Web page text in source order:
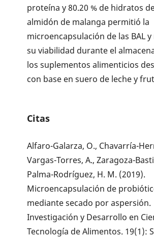
proteína y 80.20 % de hidratos
almidón de malanga permitió la
microencapsulación de las BAL
su viabilidad durante el
los suplementos alimenticios
con base en suero de leche y
Citas
Alfaro-Galarza, O., Chavarría-
Vargas-Torres, A., Zaragoza-
Palma-Rodríguez, H. M. (2019).
Microencapsulación de
mediante secado por aspersión.
Investigación y Desarrollo en
Tecnología de Alimentos. 19(1):